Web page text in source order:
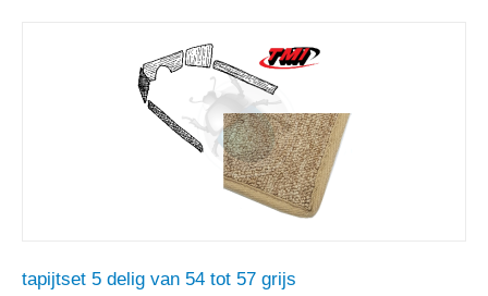
tapijtset 5 delig van 54 tot 57 grijs